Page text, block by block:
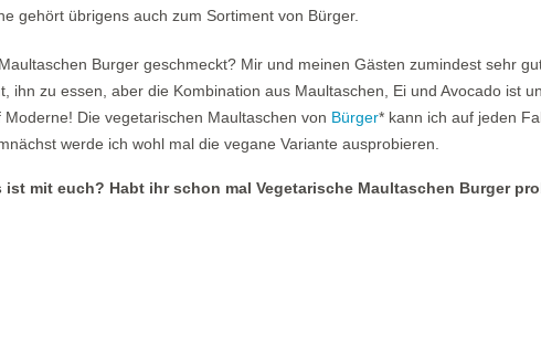
gehört übrigens auch zum Sortiment von Bürger.
Burger geschmeckt? Mir und meinen Gästen zumindest sehr
ihn zu essen, aber die Kombination aus Maultaschen, Ei und Avocado ist
Die vegetarischen Maultaschen von Bürger* kann ich auf jeden
werde ich wohl mal die vegane Variante ausprobieren.
ist mit euch? Habt ihr schon mal Vegetarische Maultaschen Burger